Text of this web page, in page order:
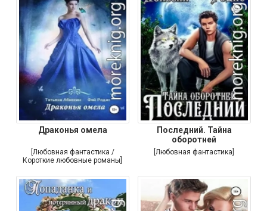
Драконья омела
[Любовная фантастика /
Короткие любовные романы]
Последний. Тайна
оборотней
[Любовная фантастика]